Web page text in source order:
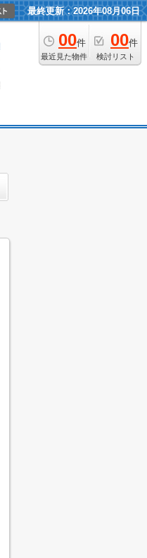
最終更新：2026年08月06日
00件
最近見た物件
00件
検討リスト